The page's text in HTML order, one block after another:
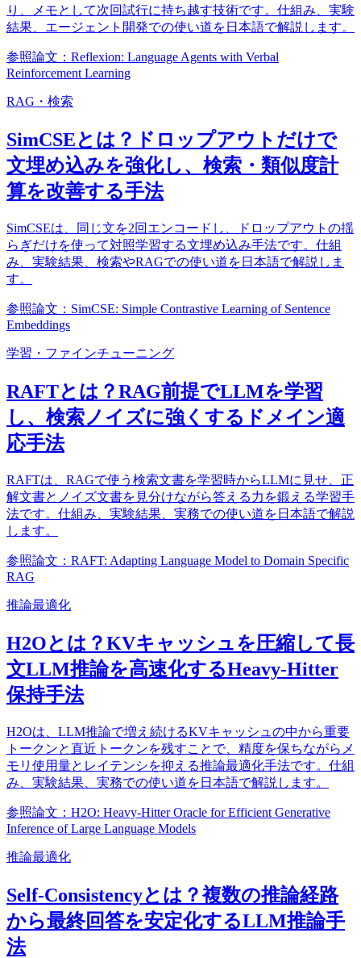
り、メモとして次回試行に持ち越す技術です。仕組み、実験
結果、エージェント開発での使い道を日本語で解説します。
参照論文：Reflexion: Language Agents with Verbal
Reinforcement Learning
RAG・検索
SimCSEとは？ドロップアウトだけで
文埋め込みを強化し、検索・類似度計
算を改善する手法
SimCSEは、同じ文を2回エンコードし、ドロップアウトの揺
らぎだけを使って対照学習する文埋め込み手法です。仕組
み、実験結果、検索やRAGでの使い道を日本語で解説しま
す。
参照論文：SimCSE: Simple Contrastive Learning of Sentence
Embeddings
学習・ファインチューニング
RAFTとは？RAG前提でLLMを学習
し、検索ノイズに強くするドメイン適
応手法
RAFTは、RAGで使う検索文書を学習時からLLMに見せ、正
解文書とノイズ文書を見分けながら答える力を鍛える学習手
法です。仕組み、実験結果、実務での使い道を日本語で解説
します。
参照論文：RAFT: Adapting Language Model to Domain Specific
RAG
推論最適化
H2Oとは？KVキャッシュを圧縮して長
文LLM推論を高速化するHeavy-Hitter
保持手法
H2Oは、LLM推論で増え続けるKVキャッシュの中から重要
トークンと直近トークンを残すことで、精度を保ちながらメ
モリ使用量とレイテンシを抑える推論最適化手法です。仕組
み、実験結果、実務での使い道を日本語で解説します。
参照論文：H2O: Heavy-Hitter Oracle for Efficient Generative
Inference of Large Language Models
推論最適化
Self-Consistencyとは？複数の推論経路
から最終回答を安定化するLLM推論手
法